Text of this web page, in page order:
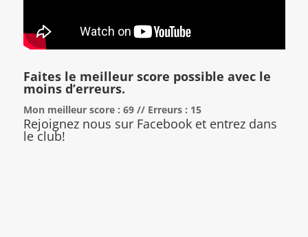
Faites le meilleur score possible avec le
moins d’erreurs.
Mon meilleur score : 69 // Erreurs : 15
Rejoignez nous sur Facebook et entrez dans
le club!